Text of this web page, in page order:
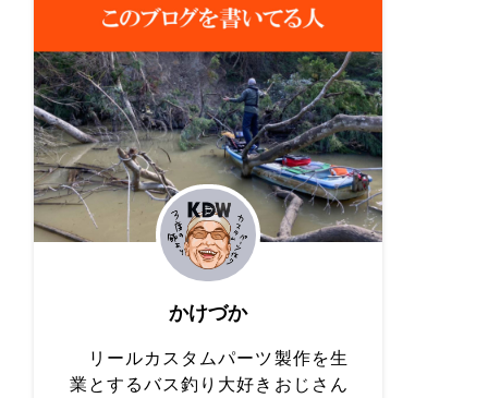
かけづか
リールカスタムパーツ製作を生
業とするバス釣り大好きおじさん